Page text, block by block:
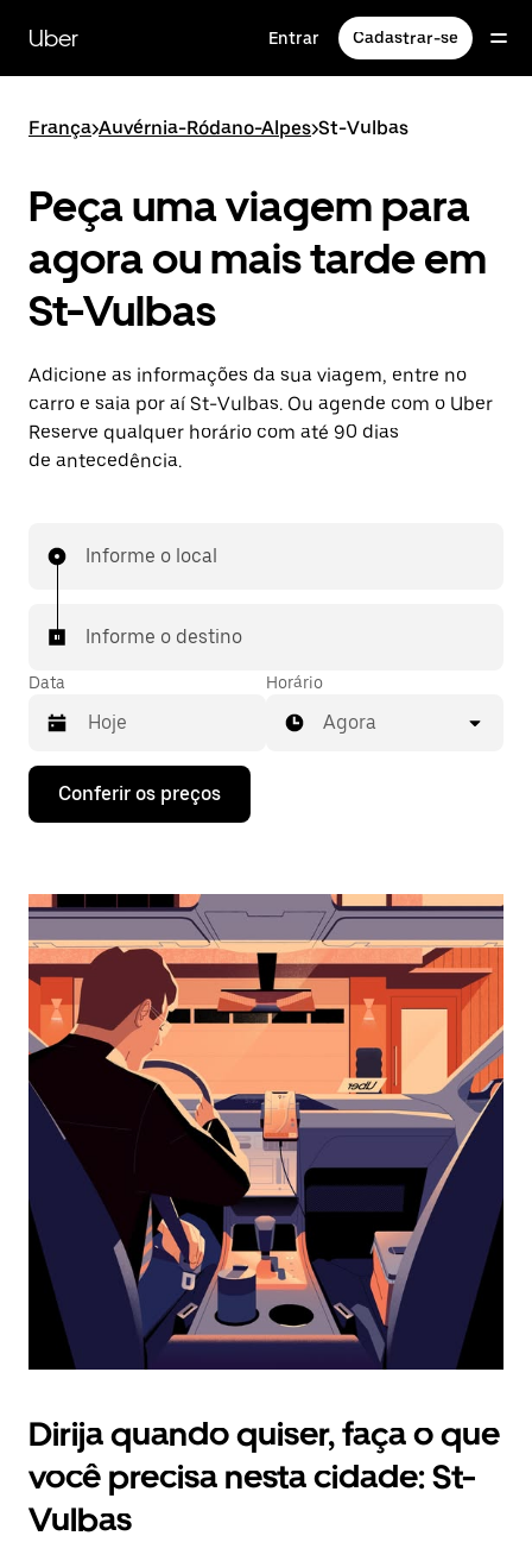
para
conteúdo
Uber Entrar Cadastrar-se
França>Auvérnia-Ródano-Alpes>St-Vulbas
Peça uma viagem para
agora ou mais tarde em
St-Vulbas
Adicione as informações da sua viagem, entre no
carro e saia por aí St-Vulbas. Ou agende com o Uber
Reserve qualquer horário com até 90 dias
de antecedência.
Informe o local
Informe o destino
Data
Pressione
seta
interagir
o
calendário
selecionar
uma
data.
Pressione
a
tecla
“ESC”
o
calendário.
Horário
Agora
Conferir os preços
Dirija quando quiser, faça o que
você precisa nesta cidade: St-
Vulbas